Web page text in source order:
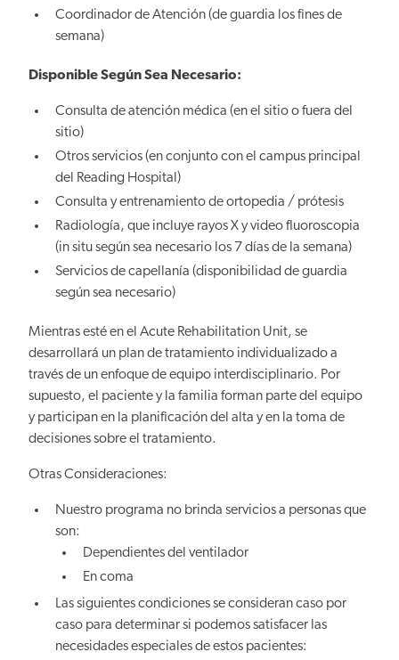
Coordinador de Atención (de guardia los fines de
semana)
Disponible Según Sea Necesario:
Consulta de atención médica (en el sitio o fuera del
sitio)
Otros servicios (en conjunto con el campus principal
del Reading Hospital)
Consulta y entrenamiento de ortopedia / prótesis
Radiología, que incluye rayos X y video fluoroscopia
(in situ según sea necesario los 7 días de la semana)
Servicios de capellanía (disponibilidad de guardia
según sea necesario)
Mientras esté en el Acute Rehabilitation Unit, se
desarrollará un plan de tratamiento individualizado a
través de un enfoque de equipo interdisciplinario. Por
supuesto, el paciente y la familia forman parte del equipo
y participan en la planificación del alta y en la toma de
decisiones sobre el tratamiento.
Otras Consideraciones:
Nuestro programa no brinda servicios a personas que
son:
Dependientes del ventilador
En coma
Las siguientes condiciones se consideran caso por
caso para determinar si podemos satisfacer las
necesidades especiales de estos pacientes: